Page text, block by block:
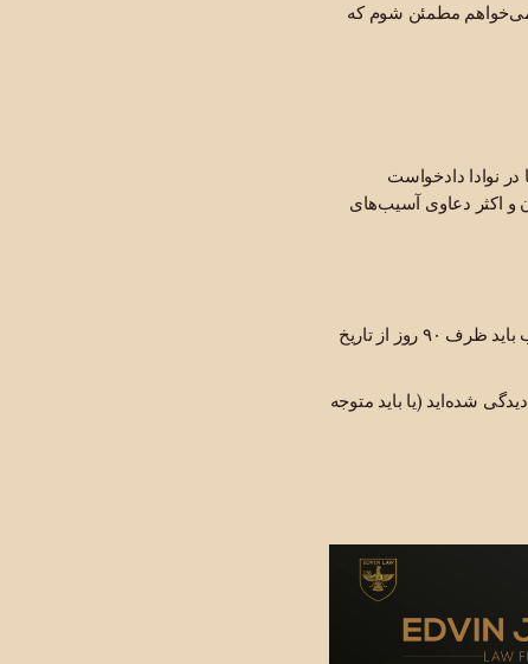
می‌خواهم مطمئن شوم که
تا در نوادا دادخواست
و اکثر دعاوی آسیب‌های
نهادهای دولتی: دعاوی علیه سازمان‌های دولتی ایالتی یا محلی نوادا باید ظرف ۲ سال ثبت شوند، اما اغلب باید ظرف ۹۰ روز از تاریخ
شده‌اید (یا باید متوجه